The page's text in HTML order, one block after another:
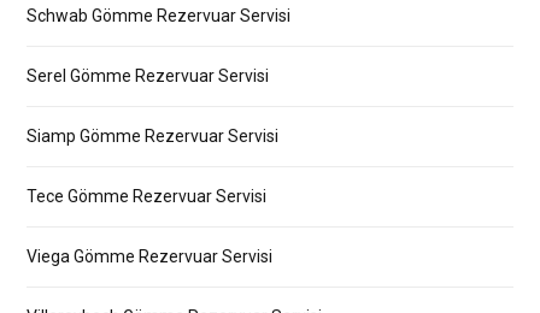
Schwab Gömme Rezervuar Servisi
Serel Gömme Rezervuar Servisi
Siamp Gömme Rezervuar Servisi
Tece Gömme Rezervuar Servisi
Viega Gömme Rezervuar Servisi